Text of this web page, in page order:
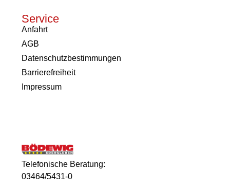
Telefonische Beratung:
03464/5431-0
Service
Anfahrt
AGB
Datenschutzbestimmungen
Barrierefreiheit
Impressum